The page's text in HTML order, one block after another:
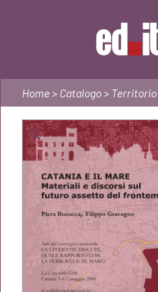
Home> Catalogo> Territorio
🔍